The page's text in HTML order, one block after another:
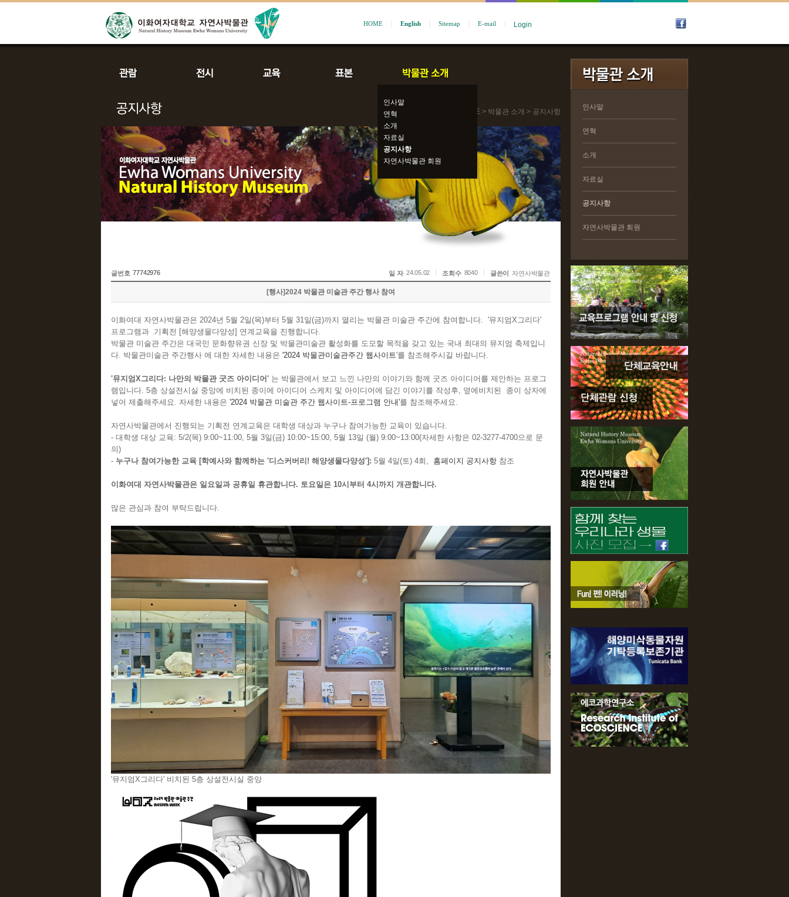
HOME English Sitemap E-mail
인사말
연혁
소개
자료실
공지사항
자연사박물관 회원
인사말
연혁
소개
자료실
공지사항
자연사박물관 회원
인사말
연혁
소개
자료실
공지사항
자연사박물관 회원
HOME > 박물관 소개 > 공지사항
글번호 77742976 일 자 24.05.02 조회수 8040 글쓴이 자연사박물관
[행사]2024 박물관 미술관 주간 행사 참여
이화여대 자연사박물관은 2024년 5월 2일(목)부터 5월 31일(금)까지 열리는 박물관 미술관 주간에 참여합니다. '뮤지엄X그리다'
프로그램과 기획전 [해양생물다양성] 연계교육을 진행합니다.
박물관 미술관 주간은 대국민 문화향유권 신장 및 박물관미술관 활성화를 도모할 목적을 갖고 있는 국내 최대의 뮤지엄 축제입니
다. 박물관미술관 주간행사 에 대한 자세한 내용은 '2024 박물관미술관주간 웹사이트'를 참조해주시길 바랍니다.
'뮤지엄X그리다: 나만의 박물관 굿즈 아이디어' 는 박물관에서 보고 느낀 나만의 이야기와 함께 굿즈 아이디어를 제안하는 프로그
램입니다. 5층 상설전시실 중앙에 비치된 종이에 아이디어 스케치 및 아이디어에 담긴 이야기를 작성후, 옆에비치된 종이 상자에
넣어 제출해주세요. 자세한 내용은 '2024 박물관 미술관 주간 웹사이트-프로그램 안내'를 참조해주세요.
자연사박물관에서 진행되는 기획전 연계교육은 대학생 대상과 누구나 참여가능한 교육이 있습니다.
- 대학생 대상 교육: 5/2(목) 9:00~11:00, 5월 3일(금) 10:00~15:00, 5월 13일 (월) 9:00~13:00(자세한 사항은 02-3277-4700으로 문
의)
- 누구나 참여가능한 교육 [학예사와 함께하는 '디스커버리! 해양생물다양성']: 5월 4일(토) 4회, 홈페이지 공지사항 참조
이화여대 자연사박물관은 일요일과 공휴일 휴관합니다. 토요일은 10시부터 4시까지 개관합니다.
많은 관심과 참여 부탁드립니다.
'뮤지엄X그리다' 비치된 5층 상설전시실 중앙